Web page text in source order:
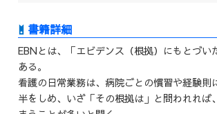
EBNとは、「エビデンス（根拠）にもとづい
ある。
看護の日常業務は、病院ごとの慣習や経験則
半をしめ、いざ「その根拠は」と問われれば